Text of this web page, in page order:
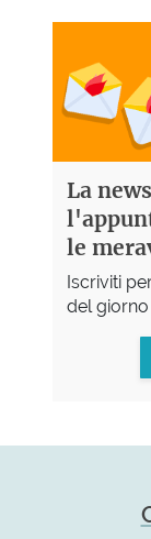
La
le
Iscriviti
del